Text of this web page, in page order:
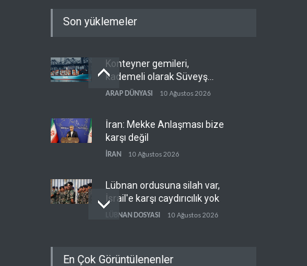
Son yüklemeler
Konteyner gemileri,
kademeli olarak Süveyş
güzergahına dönüyor
ARAP DÜNYASI 10 Ağustos 2026
İran: Mekke Anlaşması bize
karşı değil
İRAN 10 Ağustos 2026
Lübnan ordusuna silah var,
İsrail'e karşı caydırıcılık yok
LÜBNAN DOSYASI 10 Ağustos 2026
öncesinde iki büyük krizle
En Çok Görüntülenenler